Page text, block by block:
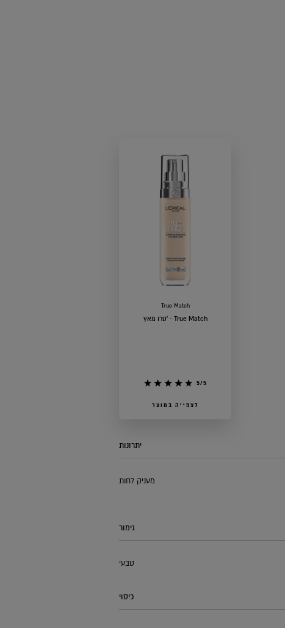
True Match
טרו מאץ' - True Match
5/5
לצפייה במוצר
יתרונות
מעניק לחות
גימור
טבעי
כיסוי